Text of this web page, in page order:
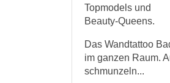
Topmodels und
Beauty-Queens.
Das Wandtattoo
im ganzen Raum.
schmunzeln...